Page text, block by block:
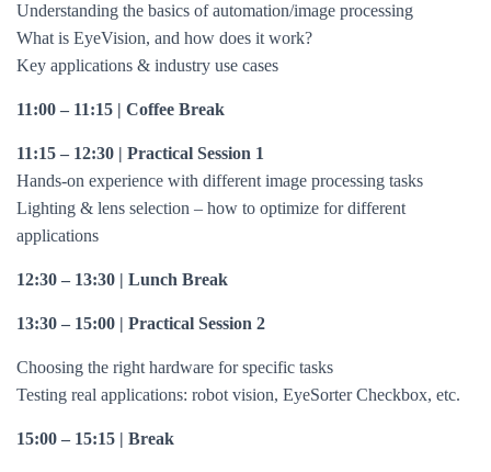
Understanding the basics of automation/image processing
What is EyeVision, and how does it work?
Key applications & industry use cases
11:00 – 11:15 | Coffee Break
11:15 – 12:30 | Practical Session 1
Hands-on experience with different image processing tasks
Lighting & lens selection – how to optimize for different
applications
12:30 – 13:30 | Lunch Break
13:30 – 15:00 | Practical Session 2
Choosing the right hardware for specific tasks
Testing real applications: robot vision, EyeSorter Checkbox, etc.
15:00 – 15:15 | Break